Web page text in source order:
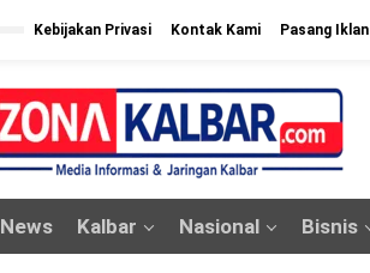
Kebijakan Privasi Kontak Kami Pasang Iklan
News Kalbar Nasional Bisnis